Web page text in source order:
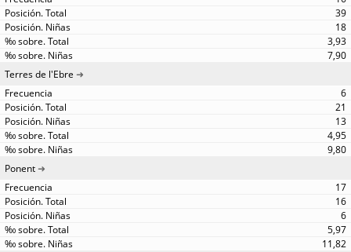
39
18
3,93
7,90
Terres de l'Ebre
6
21
13
4,95
9,80
Ponent
17
16
6
5,97
11,82